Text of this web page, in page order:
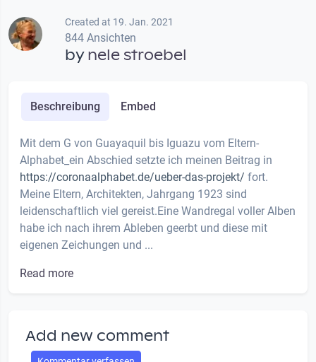
Created at 19. Jan. 2021
844 Ansichten
bynele stroebel
Beschreibung Embed
Mit dem G von Guayaquil bis Iguazu vom Eltern-
Alphabet_ein Abschied setzte ich meinen Beitrag in
https://coronaalphabet.de/ueber-das-projekt/ fort.
Meine Eltern, Architekten, Jahrgang 1923 sind
leidenschaftlich viel gereist.Eine Wandregal voller Alben
habe ich nach ihrem Ableben geerbt und diese mit
eigenen Zeichungen und ...
Read more
Add new comment